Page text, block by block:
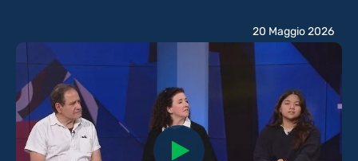
20 Maggio 2026